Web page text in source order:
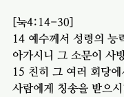
[눅4:14-30]
14 예수께서 성령의 능
아가시니 그 소문이 사
15 친히 그 여러 회당
사람에게 칭송을 받으